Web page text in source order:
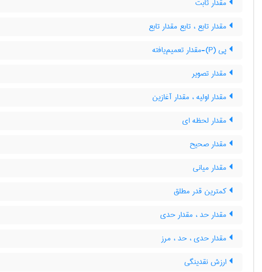
مقدار ثابت
مقدار تابع ، تابع مقدار تابع
پی (P)-مقدار تعمیم‌یافته
مقدار تصویر
مقدار اولیه ، مقدار آغازین
مقدار لحظه ای
مقدار صحیح
مقدار میانی
کمترین قدر مطلق
مقدار حد ، مقدار حدی
مقدار حدی ، حد ، مرز
ارزش نقدینگی